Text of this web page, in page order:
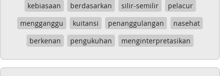
kebiasaan
berdasarkan silir-semilir
pelacur
mengganggu
kuitansi penanggulangan
nasehat
berkenan
pengukuhan menginterpretasikan